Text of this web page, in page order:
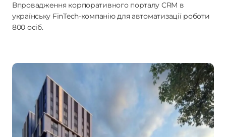
Впровадження корпоративного порталу CRM в
українську FinTech-компанію для автоматизації роботи
800 осіб.